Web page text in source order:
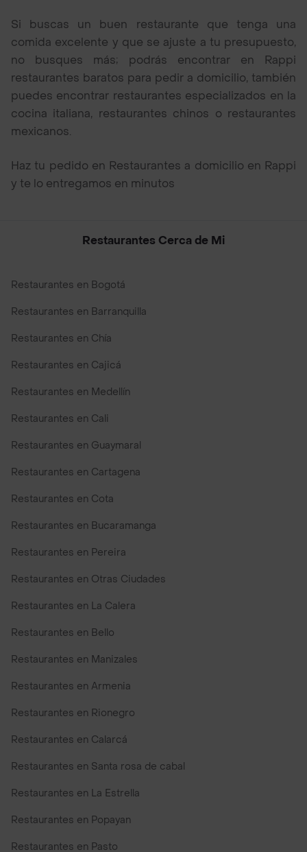
Si buscas un buen restaurante que tenga una
comida excelente y que se ajuste a tu presupuesto,
no busques más; podrás encontrar en Rappi
restaurantes baratos para pedir a domicilio, también
puedes encontrar restaurantes especializados en la
cocina italiana, restaurantes chinos o restaurantes
mexicanos.
Haz tu pedido en Restaurantes a domicilio en Rappi
y te lo entregamos en minutos
Restaurantes Cerca de Mi
Restaurantes en Bogotá
Restaurantes en Barranquilla
Restaurantes en Chía
Restaurantes en Cajicá
Restaurantes en Medellín
Restaurantes en Cali
Restaurantes en Guaymaral
Restaurantes en Cartagena
Restaurantes en Cota
Restaurantes en Bucaramanga
Restaurantes en Pereira
Restaurantes en Otras Ciudades
Restaurantes en La Calera
Restaurantes en Bello
Restaurantes en Manizales
Restaurantes en Armenia
Restaurantes en Rionegro
Restaurantes en Calarcá
Restaurantes en Santa rosa de cabal
Restaurantes en La Estrella
Restaurantes en Popayan
Restaurantes en Pasto